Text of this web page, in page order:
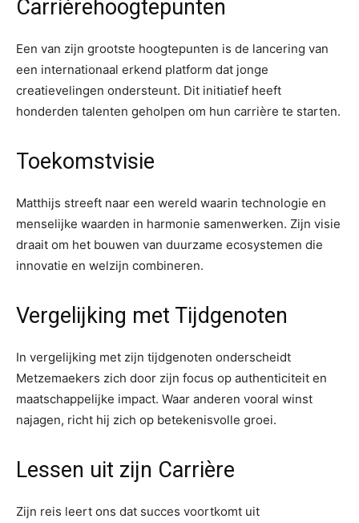
Carrièrehoogtepunten
Een van zijn grootste hoogtepunten is de lancering van
een internationaal erkend platform dat jonge
creatievelingen ondersteunt. Dit initiatief heeft
honderden talenten geholpen om hun carrière te starten.
Toekomstvisie
Matthijs streeft naar een wereld waarin technologie en
menselijke waarden in harmonie samenwerken. Zijn visie
draait om het bouwen van duurzame ecosystemen die
innovatie en welzijn combineren.
Vergelijking met Tijdgenoten
In vergelijking met zijn tijdgenoten onderscheidt
Metzemaekers zich door zijn focus op authenticiteit en
maatschappelijke impact. Waar anderen vooral winst
najagen, richt hij zich op betekenisvolle groei.
Lessen uit zijn Carrière
Zijn reis leert ons dat succes voortkomt uit